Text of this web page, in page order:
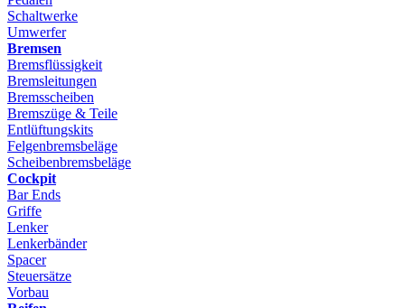
Schaltwerke
Umwerfer
Bremsen
Bremsflüssigkeit
Bremsleitungen
Bremsscheiben
Bremszüge & Teile
Entlüftungskits
Felgenbremsbeläge
Scheibenbremsbeläge
Cockpit
Bar Ends
Griffe
Lenker
Lenkerbänder
Spacer
Steuersätze
Vorbau